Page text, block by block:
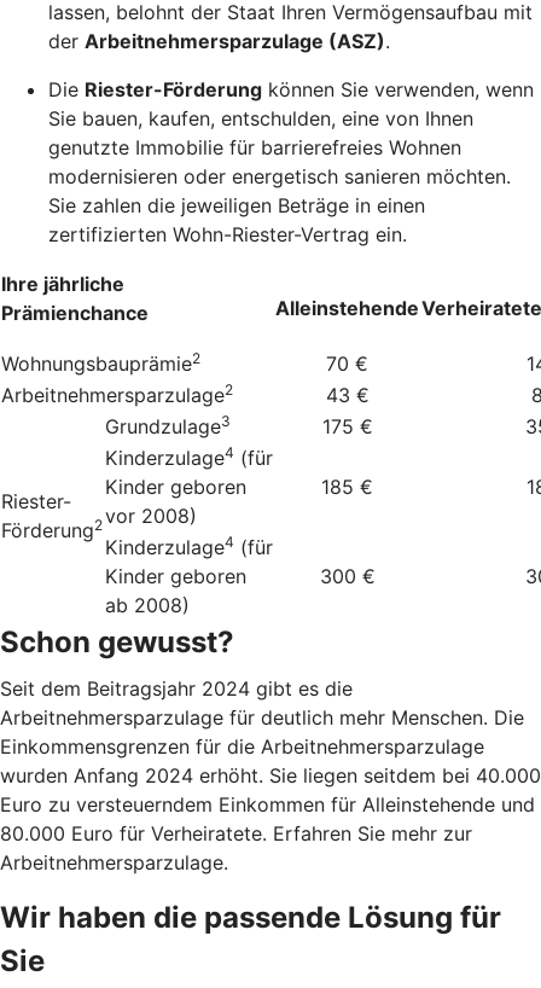
lassen, belohnt der Staat Ihren Vermögensaufbau mit
der Arbeitnehmersparzulage (ASZ).
Die Riester-Förderung können Sie verwenden, wenn
Sie bauen, kaufen, entschulden, eine von Ihnen
genutzte Immobilie für barrierefreies Wohnen
modernisieren oder energetisch sanieren möchten.
Sie zahlen die jeweiligen Beträge in einen
zertifizierten Wohn-Riester-Vertrag ein.
Ihre jährliche
Prämienchance
Alleinstehende
Wohnungsbauprämie2 70 €
Arbeitnehmersparzulage2 43 €
Riester-
Förderung2
Grundzulage3 175 €
Kinderzulage4 (für
Kinder geboren
vor 2008)
185 €
Kinderzulage4 (für
Kinder geboren
ab 2008)
300 €
Schon gewusst?
Seit dem Beitragsjahr 2024 gibt es die
Arbeitnehmersparzulage für deutlich mehr Menschen. Die
Einkommensgrenzen für die Arbeitnehmersparzulage
wurden Anfang 2024 erhöht. Sie liegen seitdem bei 40.000
Euro zu versteuerndem Einkommen für Alleinstehende und
80.000 Euro für Verheiratete. Erfahren Sie mehr zur
Arbeitnehmersparzulage.
Wir haben die passende Lösung für
Sie